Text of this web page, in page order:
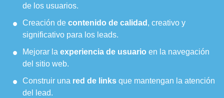
de los usuarios.
Creación de contenido de calidad , creativo y
significativo para los leads.
Mejorar la experiencia de usuario en la navegación
del sitio web.
Construir una red de links que mantengan la atención
del lead.